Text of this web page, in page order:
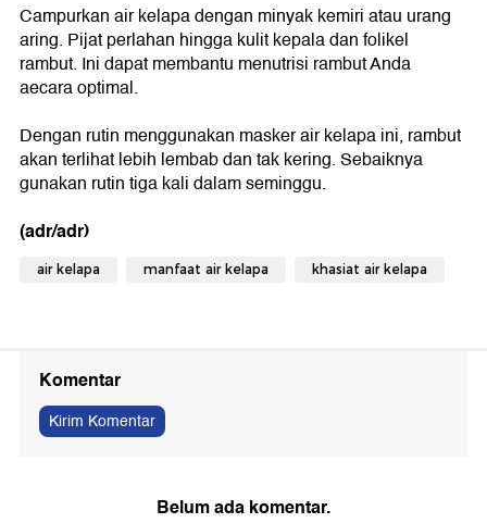
Campurkan air kelapa dengan minyak kemiri atau urang
aring. Pijat perlahan hingga kulit kepala dan folikel
rambut. Ini dapat membantu menutrisi rambut Anda
aecara optimal.
Dengan rutin menggunakan masker air kelapa ini, rambut
akan terlihat lebih lembab dan tak kering. Sebaiknya
gunakan rutin tiga kali dalam seminggu.
(adr/adr)
air kelapa manfaat air kelapa khasiat air kelapa
Komentar
Kirim Komentar
Belum ada komentar.